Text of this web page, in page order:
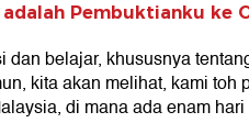
Pembuktianku ke
belajar, khususnya
kita akan melihat, kami toh
di mana ada enam hari